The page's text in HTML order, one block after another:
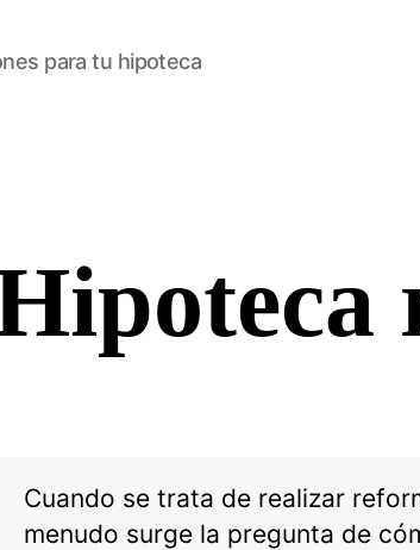
para tu hipoteca
Cuando se trata de realizar
menudo surge la pregunta de